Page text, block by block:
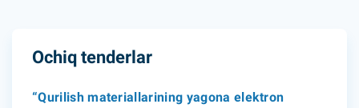
Ochiq tenderlar
“Qurilish materiallarining yagona elektron